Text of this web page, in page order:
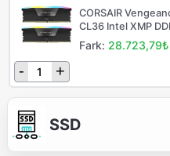
CORSAIR
CL36 Intel XMP
Fark: 28.723,79₺
- +
SSD